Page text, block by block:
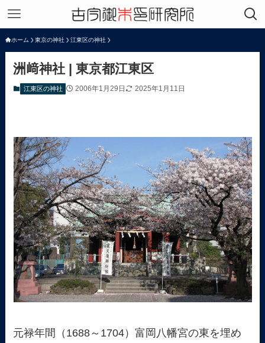
ホーム 東京の神社 江東区の神社
洲﨑神社 | 東京都江東区
江東区の神社 2006年1月29日 2025年1月11日
元禄年間（1688～1704）富岡八幡宮の東を埋め